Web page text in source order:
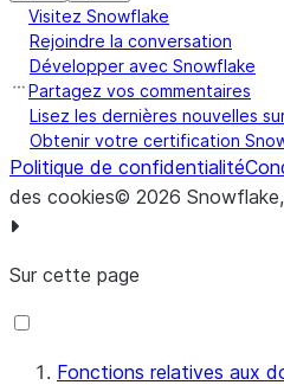
Visitez Snowflake
Rejoindre la conversation
Développer avec Snowflake
Partagez vos commentaires
Lisez les dernières nouvelles
Obtenir votre certification
Politique de confidentialité
des cookies© 2026
Sur cette page
Fonctions relatives aux